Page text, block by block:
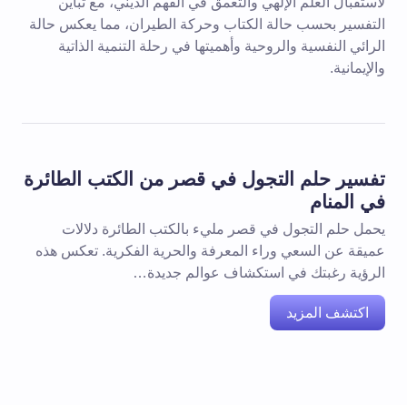
التفسير بحسب حالة الكتاب وحركة الطيران، مما يعكس حالة
الرائي النفسية والروحية وأهميتها في رحلة التنمية الذاتية
والإيمانية.
تفسير حلم التجول في قصر من الكتب الطائرة
في المنام
يحمل حلم التجول في قصر مليء بالكتب الطائرة دلالات
عميقة عن السعي وراء المعرفة والحرية الفكرية. تعكس هذه
الرؤية رغبتك في استكشاف عوالم جديدة…
اكتشف المزيد